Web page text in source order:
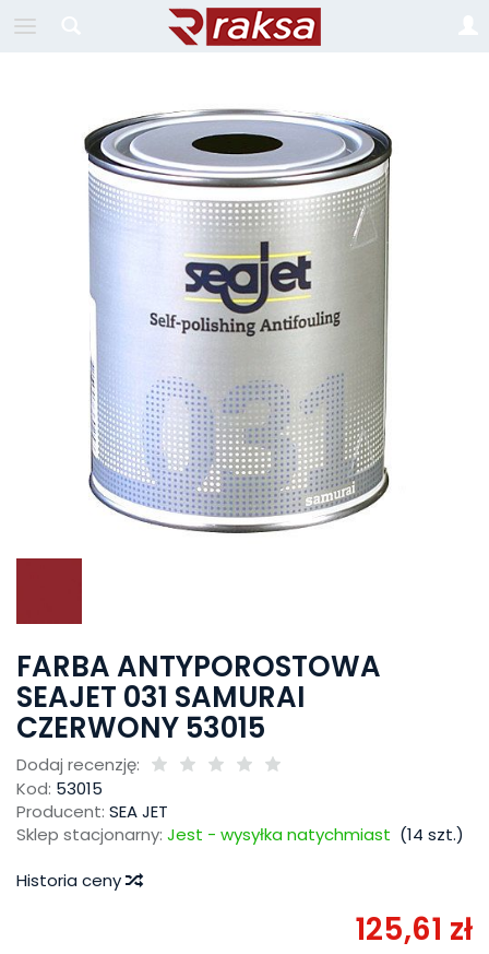
FARBA ANTYPOROSTOWA
SEAJET 031 SAMURAI
CZERWONY 53015
Dodaj recenzję:
Kod: 53015
Producent: SEA JET
Sklep stacjonarny: Jest - wysyłka natychmiast (14 szt.)
Historia ceny
125,61 zł